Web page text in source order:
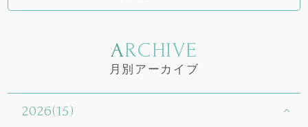
ARCHIVE
月別アーカイブ
2026(15)